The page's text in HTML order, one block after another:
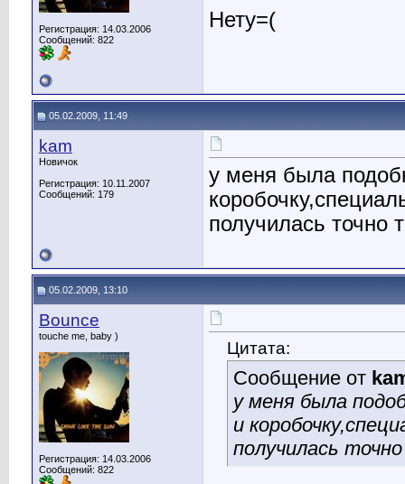
Регистрация: 14.03.2006
Сообщений: 822
Нету=(
05.02.2009, 11:49
kam
Новичок
Регистрация: 10.11.2007
Сообщений: 179
у меня была
получилась точно
05.02.2009, 13:10
Bounce
touche me, baby )
Регистрация: 14.03.2006
Сообщений: 822
Цитата:
Сообщение от
у меня была
и
получилась